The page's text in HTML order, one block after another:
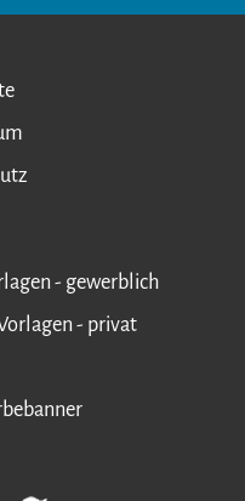
- gewerblich
- privat